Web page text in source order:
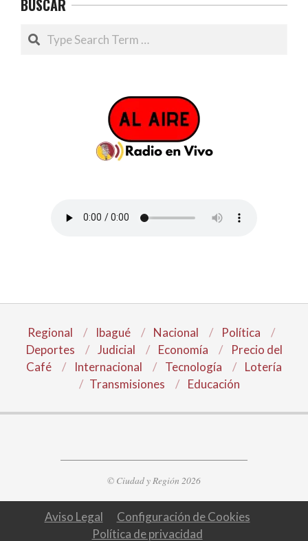
BUSCAR
Search
Regional Ibagué Nacional
Política
Deportes
Judicial Economía
Precio del
Café
Internacional Tecnología
Lotería
Transmisiones
Educación
© Ciudad y Región 2026
Aviso Legal
Configuración de Cookies
Política de privacidad